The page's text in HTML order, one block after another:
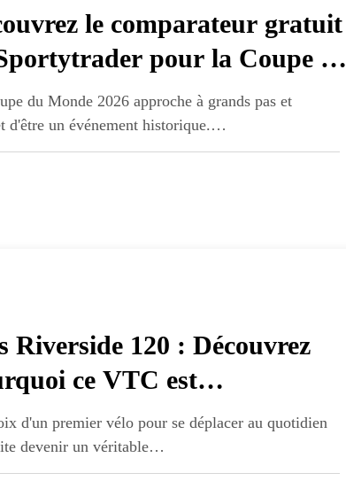
le comparateur gratuit
pour la Coupe du
2026
du Monde 2026 approche à grands pas et
d'être un événement historique.…
Riverside 120 : Découvrez
ce VTC est
pour Bien Débuter
d'un premier vélo pour se déplacer au quotidien
devenir un véritable…